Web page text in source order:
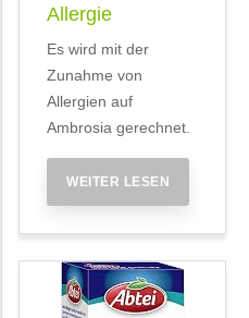
Allergie
Es wird mit der
Zunahme von
Allergien auf
Ambrosia gerechnet.
WEITER LESEN